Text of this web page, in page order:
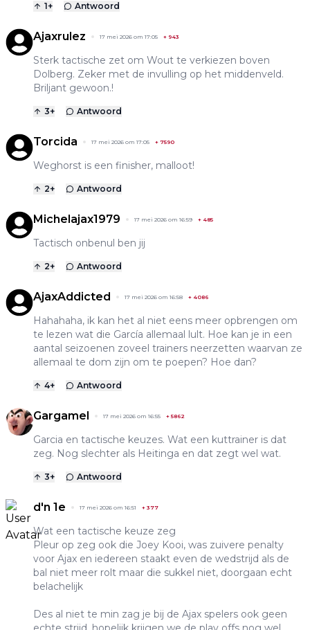
1+ Antwoord
Ajaxrulez 17 mei 2026 om 17:05 + 943
Sterk tactische zet om Wout te verkiezen boven
Dolberg. Zeker met de invulling op het middenveld.
Briljant gewoon.!
3+ Antwoord
Torcida 17 mei 2026 om 17:05 + 7590
Weghorst is een finisher, malloot!
2+ Antwoord
Michelajax1979 17 mei 2026 om 16:59 + 485
Tactisch onbenul ben jij
2+ Antwoord
AjaxAddicted 17 mei 2026 om 16:58 + 4086
Hahahaha, ik kan het al niet eens meer opbrengen om
te lezen wat die García allemaal lult. Hoe kan je in een
aantal seizoenen zoveel trainers neerzetten waarvan ze
allemaal te dom zijn om te poepen? Hoe dan?
4+ Antwoord
Gargamel 17 mei 2026 om 16:55 +5862
Garcia en tactische keuzes. Wat een kuttrainer is dat
zeg. Nog slechter als Heitinga en dat zegt wel wat.
3+ Antwoord
d'n 1e 17 mei 2026 om 16:51 + 377
Wat een tactische keuze zeg
Pleur op zeg ook die Joey Kooi, was zuivere penalty
voor Ajax en iedereen staakt even de wedstrijd als de
bal niet meer rolt maar die sukkel niet, doorgaan echt
belachelijk
Des al niet te min zag je bij de Ajax spelers ook geen